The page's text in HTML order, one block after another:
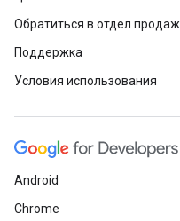
Обратиться в отдел продаж
Поддержка
Условия использования
Android
Chrome